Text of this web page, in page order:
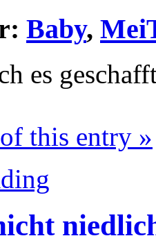
Baby,
es
this entry »